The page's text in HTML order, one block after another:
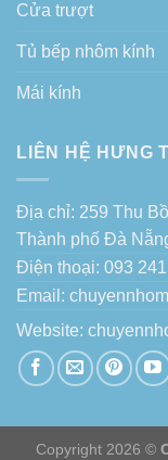
Cửa trượt
Tủ bếp nhôm kính
Mái kính
LIÊN HỆ HƯNG
Địa chỉ: 259 Thu
Thành phố Đà
Điện thoại: 093
Email:
Website:
Copyright 2026 ©